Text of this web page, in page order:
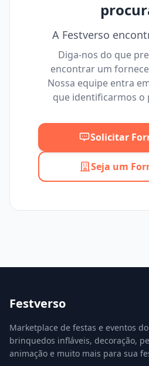
A Festverso
Diga-nos do que
encontrar um
Nossa equipe entra
que identificarmos o
Solicitar
Seja um
Festverso
Marketplace de festas e eventos
brinquedos infláveis, decoração,
animação e muito mais para sua